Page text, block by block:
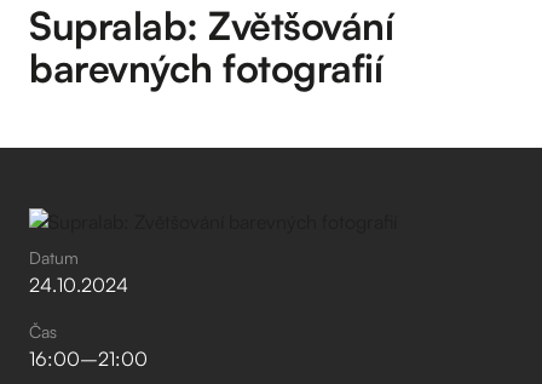
Supralab: Zvětšování
barevných fotografií
Datum
24.10.2024
Čas
16:00–⁠21:00